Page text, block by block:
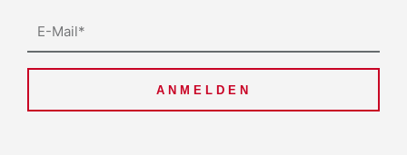
E-
Mail
ANMELDEN